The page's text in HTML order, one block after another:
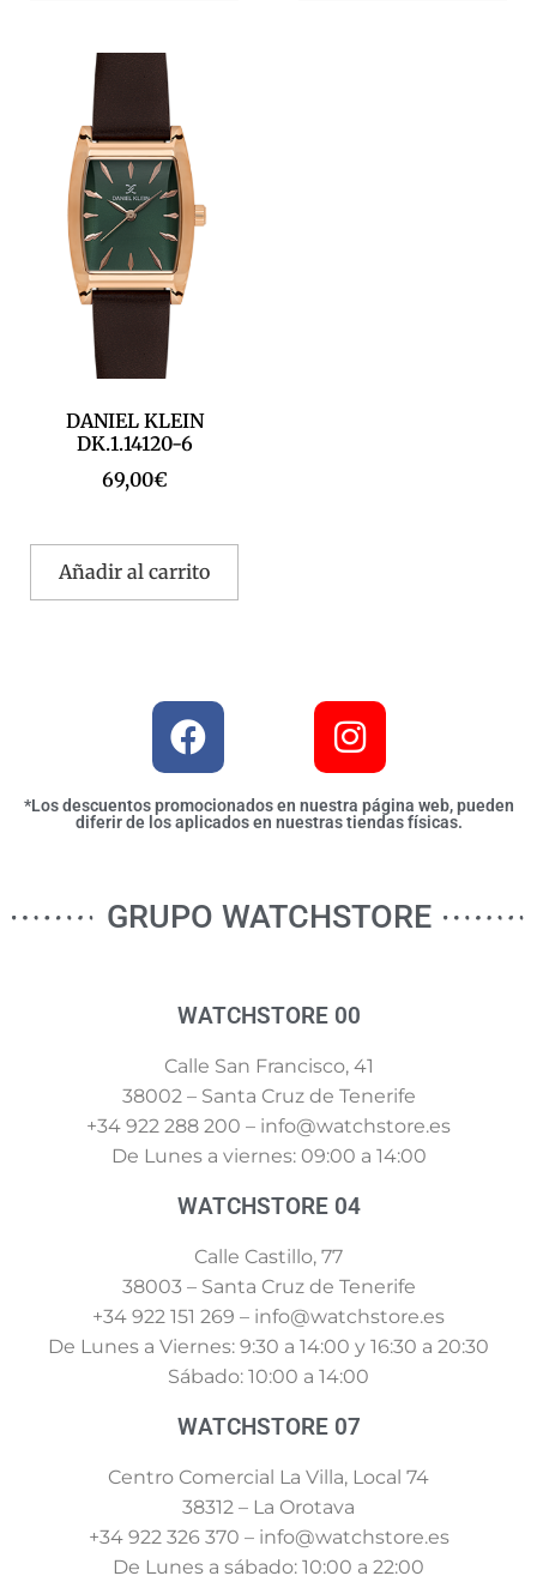
DANIEL KLEIN
DK.1.14120-6
69,00€
Añadir al carrito
*Los descuentos promocionados en nuestra página web, pueden
diferir de los aplicados en nuestras tiendas físicas.
GRUPO WATCHSTORE
WATCHSTORE 00
Calle San Francisco, 41
38002 – Santa Cruz de Tenerife
+34 922 288 200 – info@watchstore.es
De Lunes a viernes: 09:00 a 14:00
WATCHSTORE 04
Calle Castillo, 77
38003 – Santa Cruz de Tenerife
+34 922 151 269 – info@watchstore.es
De Lunes a Viernes: 9:30 a 14:00 y 16:30 a 20:30
Sábado: 10:00 a 14:00
WATCHSTORE 07
Centro Comercial La Villa, Local 74
38312 – La Orotava
+34 922 326 370 – info@watchstore.es
De Lunes a sábado: 10:00 a 22:00